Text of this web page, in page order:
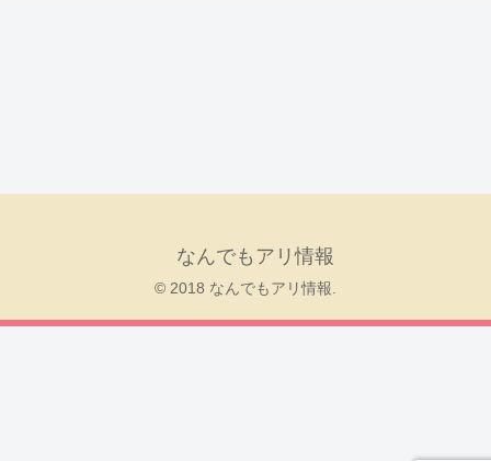
なんでもアリ情報
© 2018 なんでもアリ情報.